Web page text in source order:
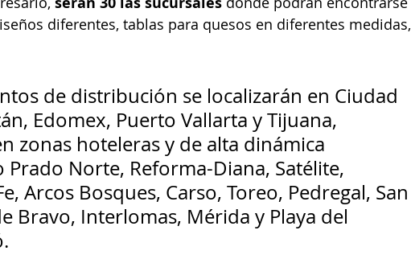
diferentes, tablas para quesos en diferentes medidas,
de distribución se localizarán en Ciudad
Edomex, Puerto Vallarta y Tijuana,
zonas hoteleras y de alta dinámica
Prado Norte, Reforma-Diana, Satélite,
Arcos Bosques, Carso, Toreo, Pedregal, San
Bravo, Interlomas, Mérida y Playa del